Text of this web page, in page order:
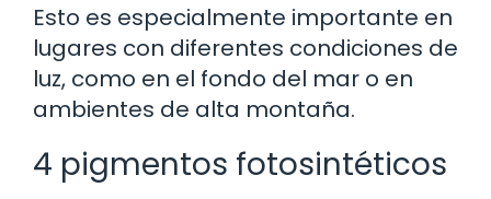
Esto es especialmente importante en
lugares con diferentes condiciones de
luz, como en el fondo del mar o en
ambientes de alta montaña.
4 pigmentos fotosintéticos